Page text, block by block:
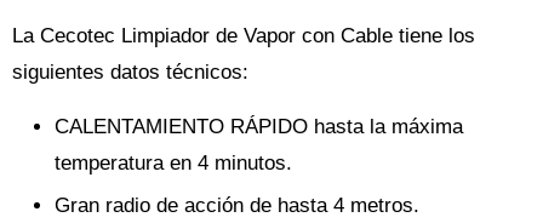
La Cecotec Limpiador de Vapor con Cable tiene los
siguientes datos técnicos:
CALENTAMIENTO RÁPIDO hasta la máxima
temperatura en 4 minutos.
Gran radio de acción de hasta 4 metros.